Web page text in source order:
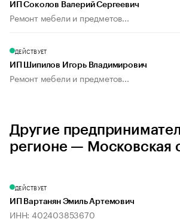
ИП Соколов Валерий Сергеевич
Ремонт мебели и предметов...
ДЕЙСТВУЕТ
ИП Шипилов Игорь Владимирович
Ремонт мебели и предметов...
Другие
регионе — Московская
ДЕЙСТВУЕТ
ИП Вартанян Эмиль Артемович
ИНН: 402403853670